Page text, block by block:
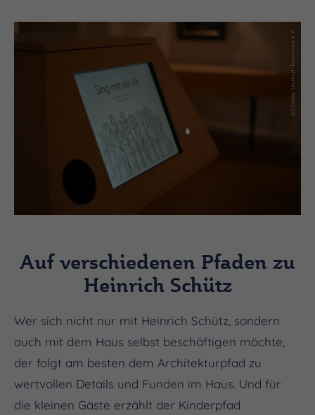
(c) Saale-Unstrut-Tourismus e.V.
Auf verschiedenen Pfaden zu
Heinrich Schütz
Wer sich nicht nur mit Heinrich Schütz, sondern
auch mit dem Haus selbst beschäftigen möchte,
der folgt am besten dem Architekturpfad zu
wertvollen Details und Funden im Haus. Und für
die kleinen Gäste erzählt der Kinderpfad